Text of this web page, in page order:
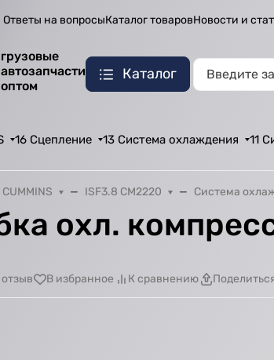
Ответы на вопросыКаталог товаровНовости и
грузовые
автозапчасти
оптом
Каталог
16 Сцепление 13 Система охлаждения 11
CUMMINS ISF3.8 CM2220 Система
охл.
В избранное К сравнению